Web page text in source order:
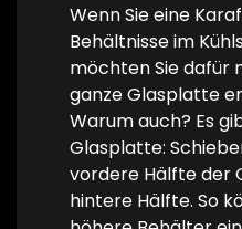
Wenn Sie eine
Behältnisse im
möchten Sie dafür
ganze Glasplatte
Warum auch? Es
Glasplatte:
vordere Hälfte der
hintere Hälfte. So